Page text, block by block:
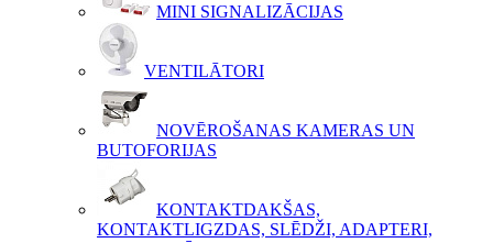
MINI SIGNALIZĀCIJAS
VENTILĀTORI
NOVĒROŠANAS KAMERAS UN
BUTOFORIJAS
KONTAKTDAKŠAS,
KONTAKTLIGZDAS, SLĒDŽI, ADAPTERI,